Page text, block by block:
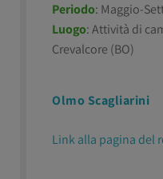
Periodo: Maggio-
Luogo: Attività di
Crevalcore (BO)
Olmo Scagliarini
Link alla pagina del